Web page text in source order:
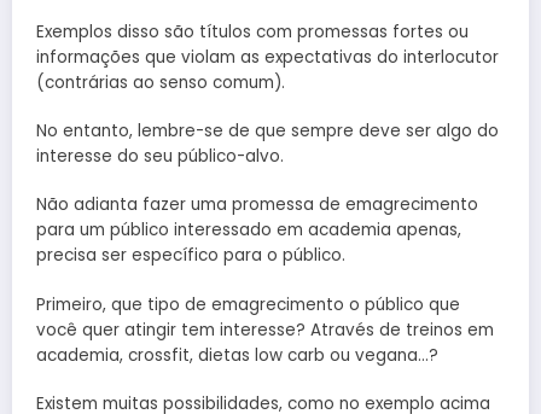
Exemplos disso são títulos com promessas fortes ou
informações que violam as expectativas do interlocutor
(contrárias ao senso comum).
No entanto, lembre-se de que sempre deve ser algo do
interesse do seu público-alvo.
Não adianta fazer uma promessa de emagrecimento
para um público interessado em academia apenas,
precisa ser específico para o público.
Primeiro, que tipo de emagrecimento o público que
você quer atingir tem interesse? Através de treinos em
academia, crossfit, dietas low carb ou vegana…?
Existem muitas possibilidades, como no exemplo acima